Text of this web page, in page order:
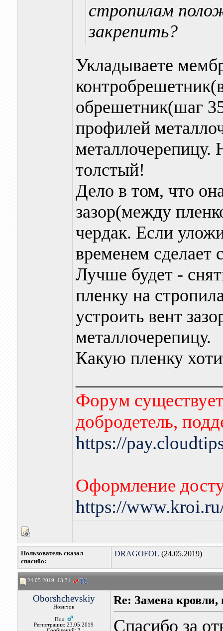
стропилам
закрепить?
Укладываете
обрешетник(шаг
профилей
металлочерепицу.
толстый!
Дело в том, что
зазор(между
чердак. Если
временем сделает
Лучше будет -
пленку на
устроить вент
металлочерепицу.
Какую пленку
Форум
добродетель,
https://
Оформление
https://
Пользователь сказал
cпасибо:
DRAGOFOL (24.05.2019)
24.05.2019, 13:31
Oborshchevskiy
Новичок
Пол:
Регистрация: 23.05.2019
Re: Замена кровли,
Спасибо за